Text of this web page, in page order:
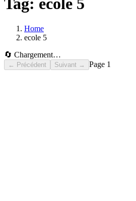
Home
ecole 5
🔄 Chargement…
← Précédent Suivant → Page 1